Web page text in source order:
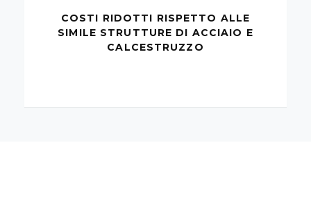
COSTI RIDOTTI RISPETTO ALLE
SIMILE STRUTTURE DI ACCIAIO E
CALCESTRUZZO